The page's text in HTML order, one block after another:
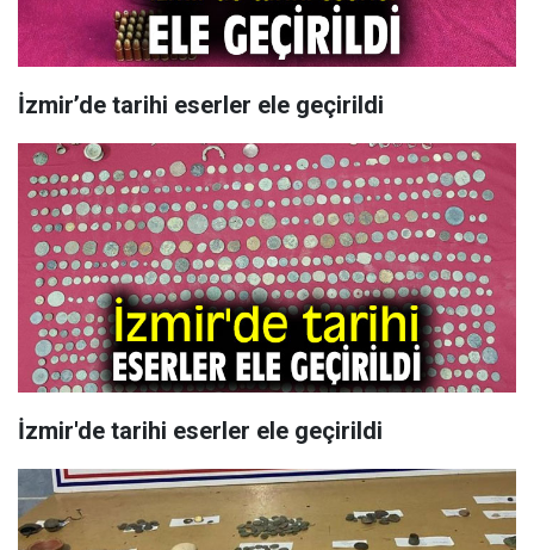
İzmir’de tarihi eserler ele geçirildi
İzmir'de tarihi eserler ele geçirildi